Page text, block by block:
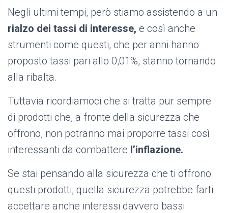
Negli ultimi tempi, però stiamo assistendo a un
rialzo dei tassi di interesse, e così anche
strumenti come questi, che per anni hanno
proposto tassi pari allo 0,01%, stanno tornando
alla ribalta.
Tuttavia ricordiamoci che si tratta pur sempre
di prodotti che, a fronte della sicurezza che
offrono, non potranno mai proporre tassi così
interessanti da combattere l’inflazione.
Se stai pensando alla sicurezza che ti offrono
questi prodotti, quella sicurezza potrebbe farti
accettare anche interessi davvero bassi.